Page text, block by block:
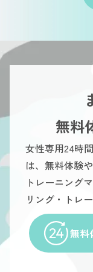
無料
女性専用24時
は、無料体験
トレーニング
リング・トレ
無料